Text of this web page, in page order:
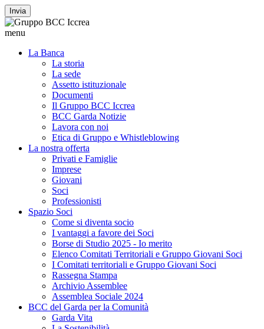
Invia
menu
La Banca
La storia
La sede
Assetto istituzionale
Documenti
Il Gruppo BCC Iccrea
BCC Garda Notizie
Lavora con noi
Etica di Gruppo e Whistleblowing
La nostra offerta
Privati e Famiglie
Imprese
Giovani
Soci
Professionisti
Spazio Soci
Come si diventa socio
I vantaggi a favore dei Soci
Borse di Studio 2025 - Io merito
Elenco Comitati Territoriali e Gruppo Giovani Soci
I Comitati territoriali e Gruppo Giovani Soci
Rassegna Stampa
Archivio Assemblee
Assemblea Sociale 2024
BCC del Garda per la Comunità
Garda Vita